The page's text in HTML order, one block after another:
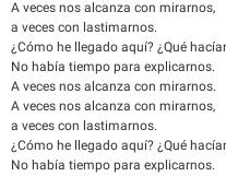
A veces nos alcanza con mirarnos,
a veces con lastimarnos.
¿Cómo he llegado aquí? ¿Qué
No había tiempo para explicarnos.
A veces nos alcanza con mirarnos.
A veces nos alcanza con mirarnos,
a veces con lastimarnos.
¿Cómo he llegado aquí? ¿Qué
No había tiempo para explicarnos.